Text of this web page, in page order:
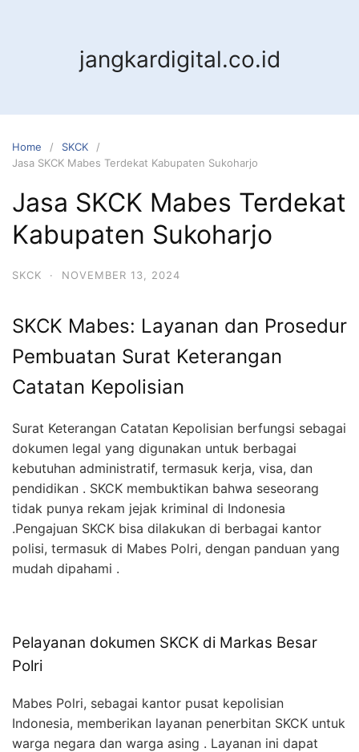
jangkardigital.co.id
Home
SKCK
Jasa SKCK Mabes Terdekat Kabupaten Sukoharjo
Jasa SKCK Mabes Terdekat
Kabupaten Sukoharjo
SKCK · NOVEMBER 13, 2024
SKCK Mabes: Layanan dan Prosedur
Pembuatan Surat Keterangan
Catatan Kepolisian
Surat Keterangan Catatan Kepolisian berfungsi sebagai
dokumen legal yang digunakan untuk berbagai
kebutuhan administratif, termasuk kerja, visa, dan
pendidikan . SKCK membuktikan bahwa seseorang
tidak punya rekam jejak kriminal di Indonesia
.Pengajuan SKCK bisa dilakukan di berbagai kantor
polisi, termasuk di Mabes Polri, dengan panduan yang
mudah dipahami .
Pelayanan dokumen SKCK di Markas Besar
Polri
Mabes Polri, sebagai kantor pusat kepolisian
Indonesia, memberikan layanan penerbitan SKCK untuk
warga negara dan warga asing . Layanan ini dapat